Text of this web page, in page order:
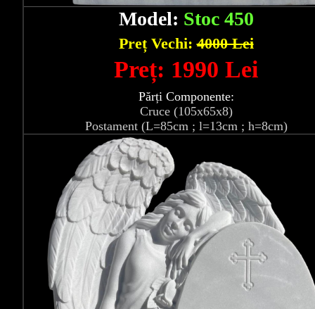
Model: Stoc 450
Preț Vechi:4000 Lei
Preț: 1990 Lei
Părți Componente:
Cruce (105x65x8)
Postament (L=85cm ; l=13cm ; h=8cm)